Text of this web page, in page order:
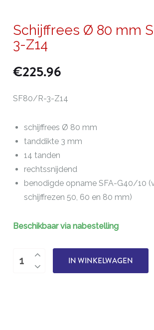
Schijffrees Ø 80 mm
3-Z14
€225.96
SF80/R-3-Z14
schijffrees Ø 80 mm
tanddikte 3 mm
14 tanden
rechtssnijdend
benodigde opname SFA-G40/10
schijffrezen 50, 60 en 80 mm)
Beschikbaar via nabestelling
Schijffrees
IN WINKELWAGEN